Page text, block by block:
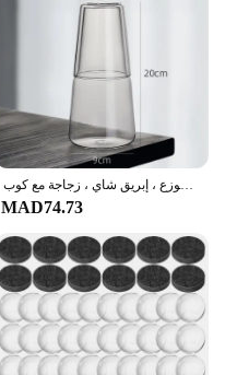
برطمان زجاجي شفاف مقاوم للحرارة للحليب ، قهوة مثلجة ، برطمانات عصير ماء ، إبريق ثلاجة موزع ، إبريق شاي ، زجاجة مع كوب
MAD74.73